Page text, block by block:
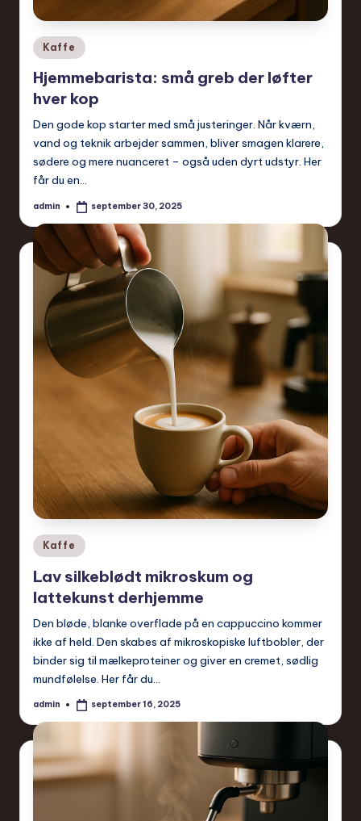
Posted
in
Kaffe
Hjemmebarista: små greb der løfter
hver kop
Den gode kop starter med små justeringer. Når kværn,
vand og teknik arbejder sammen, bliver smagen klarere,
sødere og mere nuanceret – også uden dyrt udstyr. Her
får du en…
Posted
admin september 30, 2025
Posted
in
Kaffe
Lav silkeblødt mikroskum og
lattekunst derhjemme
Den bløde, blanke overflade på en cappuccino kommer
ikke af held. Den skabes af mikroskopiske luftbobler, der
binder sig til mælkeproteiner og giver en cremet, sødlig
mundfølelse. Her får du…
Posted
admin september 16, 2025